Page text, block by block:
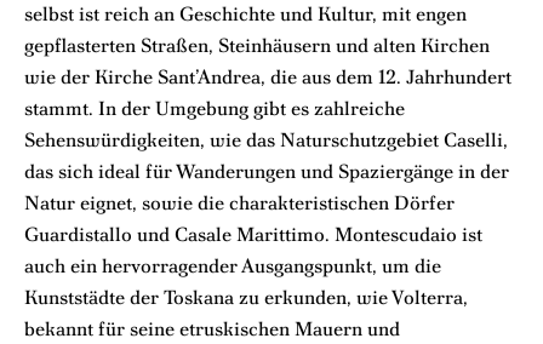
selbst ist reich an Geschichte und Kultur, mit engen
gepflasterten Straßen, Steinhäusern und alten Kirchen
wie der Kirche Sant’Andrea, die aus dem 12. Jahrhundert
stammt. In der Umgebung gibt es zahlreiche
Sehenswürdigkeiten, wie das Naturschutzgebiet Caselli,
das sich ideal für Wanderungen und Spaziergänge in der
Natur eignet, sowie die charakteristischen Dörfer
Guardistallo und Casale Marittimo. Montescudaio ist
auch ein hervorragender Ausgangspunkt, um die
Kunststädte der Toskana zu erkunden, wie Volterra,
bekannt für seine etruskischen Mauern und